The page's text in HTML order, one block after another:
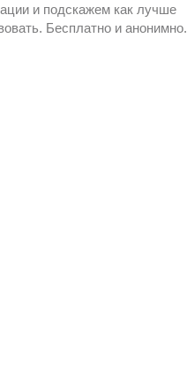
и подскажем как лучше
Бесплатно и анонимно.